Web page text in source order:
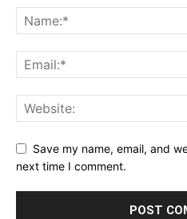
Save my name, email, and
next time I comment.